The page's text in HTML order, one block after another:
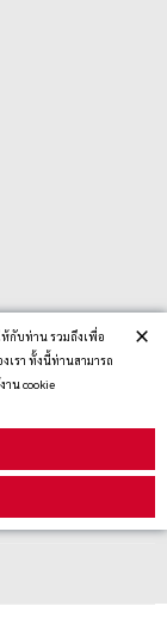
กับท่าน รวมถึงเพื่อ
เรา ทั้งนี้ท่านสามารถ
น cookie
×